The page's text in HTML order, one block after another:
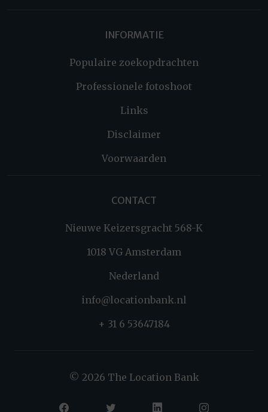
INFORMATIE
Populaire zoekopdrachten
Professionele fotoshoot
Links
Disclaimer
Voorwaarden
CONTACT
Nieuwe Keizersgracht 568-K
1018 VG Amsterdam
Nederland
info@locationbank.nl
+ 31 6 53647184
© 2026 The Location Bank